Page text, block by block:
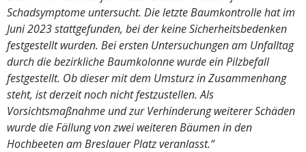
Schadsymptome untersucht. Die letzte Baumkontrolle hat im
Juni 2023 stattgefunden, bei der keine Sicherheitsbedenken
festgestellt wurden. Bei ersten Untersuchungen am Unfalltag
durch die bezirkliche Baumkolonne wurde ein Pilzbefall
festgestellt. Ob dieser mit dem Umsturz in Zusammenhang
steht, ist derzeit noch nicht festzustellen. Als
Vorsichtsmaßnahme und zur Verhinderung weiterer Schäden
wurde die Fällung von zwei weiteren Bäumen in den
Hochbeeten am Breslauer Platz veranlasst.“